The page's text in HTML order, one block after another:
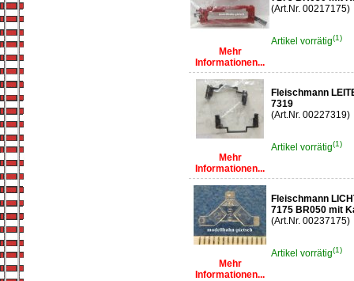
Mehr
Informationen...
(Art.Nr. 00217175)
Artikel vorrätig(1)
Mehr
Informationen...
Fleischmann
7319
(Art.Nr. 00227319)
Artikel vorrätig(1)
Mehr
Informationen...
Fleischmann
7175 BR050 mit
(Art.Nr. 00237175)
Artikel vorrätig(1)